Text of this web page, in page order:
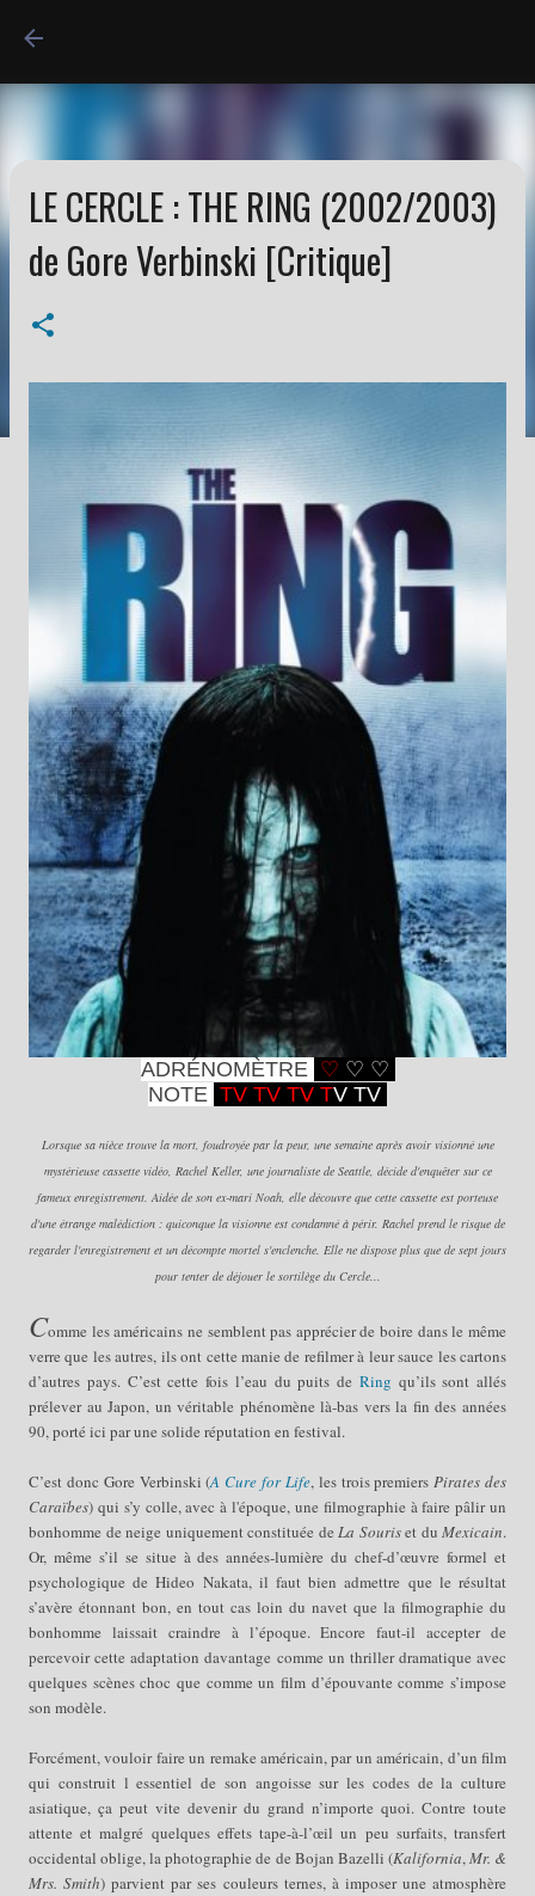
LE CERCLE : THE RING (2002/2003)
de Gore Verbinski [Critique]
ADRÉNOMÈTRE ♡ ♡ ♡
NOTE TV TV TV TV TV
Lorsque sa nièce trouve la mort, foudroyée par la peur, une semaine après avoir visionné une
mystérieuse cassette vidéo, Rachel Keller, une journaliste de Seattle, décide d'enquêter sur ce
fameux enregistrement. Aidée de son ex-mari Noah, elle découvre que cette cassette est porteuse
d'une étrange malédiction : quiconque la visionne est condamné à périr. Rachel prend le risque de
regarder l'enregistrement et un décompte mortel s'enclenche. Elle ne dispose plus que de sept jours
pour tenter de déjouer le sortilège du Cercle...
Comme les américains ne semblent pas apprécier de boire dans le même
verre que les autres, ils ont cette manie de refilmer à leur sauce les cartons
d’autres pays. C’est cette fois l’eau du puits de Ring qu’ils sont allés
prélever au Japon, un véritable phénomène là-bas vers la fin des années
90, porté ici par une solide réputation en festival.
C’est donc Gore Verbinski (A Cure for Life, les trois premiersPirates des
Caraïbes) qui s’y colle, avec à l'époque, une filmographie à faire pâlir un
bonhomme de neige uniquement constituée de La Souriset du Mexicain.
Or, même s’il se situe à des années-lumière du chef-d’œuvre formel et
psychologique de Hideo Nakata, il faut bien admettre que le résultat
s’avère étonnant bon, en tout cas loin du navet que la filmographie du
bonhomme laissait craindre à l’époque. Encore faut-il accepter de
percevoir cette adaptation davantage comme un thriller dramatique avec
quelques scènes choc que comme un film d’épouvante comme s’impose
son modèle.
Forcément, vouloir faire un remake américain, par un américain, d’un film
qui construit l essentiel de son angoisse sur les codes de la culture
asiatique, ça peut vite devenir du grand n’importe quoi. Contre toute
attente et malgré quelques effets tape-à-l’œil un peu surfaits, transfert
occidental oblige, la photographie de de Bojan Bazelli (Kalifornia,Mr. &
Mrs. Smith) parvient par ses couleurs ternes, à imposer une atmosphère